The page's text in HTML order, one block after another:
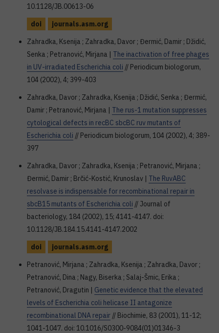
10.1128/JB.00613-06
doi
journals.asm.org
Zahradka, Ksenija ; Zahradka, Davor ; Đermić, Damir ; Džidić,
Senka ; Petranović, Mirjana | The inactivation of free phages
in UV-irradiated Escherichia coli // Periodicum biologorum,
104 (2002), 4; 399-403
Zahradka, Davor ; Zahradka, Ksenija ; Džidić, Senka ; Đermić,
Damir ; Petranović, Mirjana | The rus-1 mutation suppresses
cytological defects in recBC sbcBC ruv mutants of
Escherichia coli // Periodicum biologorum, 104 (2002), 4; 389-
397
Zahradka, Davor ; Zahradka, Ksenija ; Petranović, Mirjana ;
Đermić, Damir ; Brčić-Kostić, Krunoslav | The RuvABC
resolvase is indispensable for recombinational repair in
sbcB15 mutants of Escherichia coli // Journal of
bacteriology, 184 (2002), 15; 4141-4147. doi:
10.1128/JB.184.15.4141-4147.2002
doi
journals.asm.org
Petranović, Mirjana ; Zahradka, Ksenija ; Zahradka, Davor ;
Petranović, Dina ; Nagy, Biserka ; Salaj-Šmic, Erika ;
Petranović, Dragutin | Genetic evidence that the elevated
levels of Escherichia coli helicase II antagonize
recombinational DNA repair // Biochimie, 83 (2001), 11-12;
1041-1047. doi: 10.1016/S0300-9084(01)01346-3